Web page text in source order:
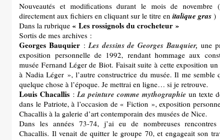
Nouveautés et modifications durant le mois de novembre
directement aux fichiers en cliquant sur le titre enitalique gras )
Dans la rubrique « Les rossignols du crocheteur »
Sortis de mes archives :
Georges Bauquier : Les dessins de Georges Bauquier, une
exposition personnelle de 1992, rendant hommage aux
musée Fernand Léger de Biot. Faisait suite à cette exposition
à Nadia Léger », l’autre constructrice du musée. Il me semble
quelque chose à l’époque. Je mettrai en ligne… si je retrouve.
Louis Chacallis :La peinture comme mythographie un texte
dans le Patriote, à l’occasion de « Fiction », exposition
Chacallis à la galerie d’art contemporain des musées de Nice.
Dans les années 73-74, j’ai eu de nombreuses
Chacallis. Il venait de quitter le groupe 70, et engageait son